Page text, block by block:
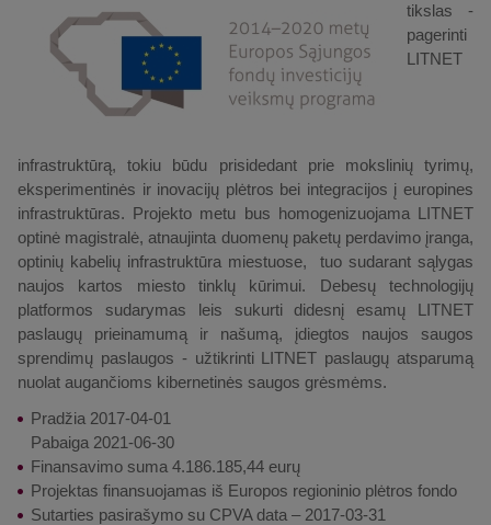
tikslas -
pagerinti
LITNET
infrastruktūrą, tokiu būdu prisidedant prie mokslinių tyrimų,
eksperimentinės ir inovacijų plėtros bei integracijos į europines
infrastruktūras. Projekto metu bus homogenizuojama LITNET
optinė magistralė, atnaujinta duomenų paketų perdavimo įranga,
optinių kabelių infrastruktūra miestuose, tuo sudarant sąlygas
naujos kartos miesto tinklų kūrimui. Debesų technologijų
platformos sudarymas leis sukurti didesnį esamų LITNET
paslaugų prieinamumą ir našumą, įdiegtos naujos saugos
sprendimų paslaugos - užtikrinti LITNET paslaugų atsparumą
nuolat augančioms kibernetinės saugos grėsmėms.
Pradžia 2017-04-01
Pabaiga 2021-06-30
Finansavimo suma 4.186.185,44 eurų
Projektas finansuojamas iš Europos regioninio plėtros fondo
Sutarties pasirašymo su CPVA data – 2017-03-31